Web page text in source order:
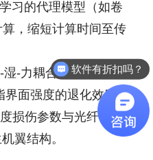
习的代理模型（如卷
，缩短计算时间至传
-力耦合分析，探究湿
界面强度的退化效应。
损伤参数与光纤传感
翼结构。
软件有折扣吗？